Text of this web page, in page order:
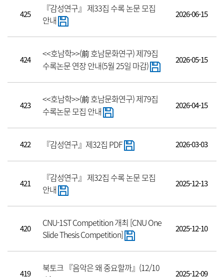
425
『감성연구』 제33집 수록 논문 모집
안내
2026-06-15
424
<<호남학>>(前 호남문화연구) 제79집
수록논문 연장 안내(5월 25일 마감)
2026-05-15
423
<<호남학>>(前 호남문화연구) 제79집
수록논문 모집 안내
2026-04-15
422 『감성연구』제32집 PDF 2026-03-03
421
『감성연구』 제32집 수록 논문 모집
안내
2025-12-13
420
CNU-1ST Competition 개최 [CNU One
Slide Thesis Competition]
2025-12-10
419
북토크 『음악은 왜 중요할까』(12/10
2025-12-09